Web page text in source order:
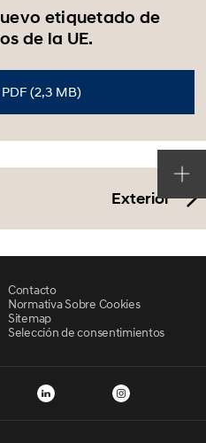
etiquetado de
de la UE.
(2,3 MB)
Exterior
Contacto
Normativa Sobre Cookies
Sitemap
Selección de consentimientos